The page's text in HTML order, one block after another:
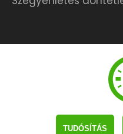
TUDÓSÍTÁS